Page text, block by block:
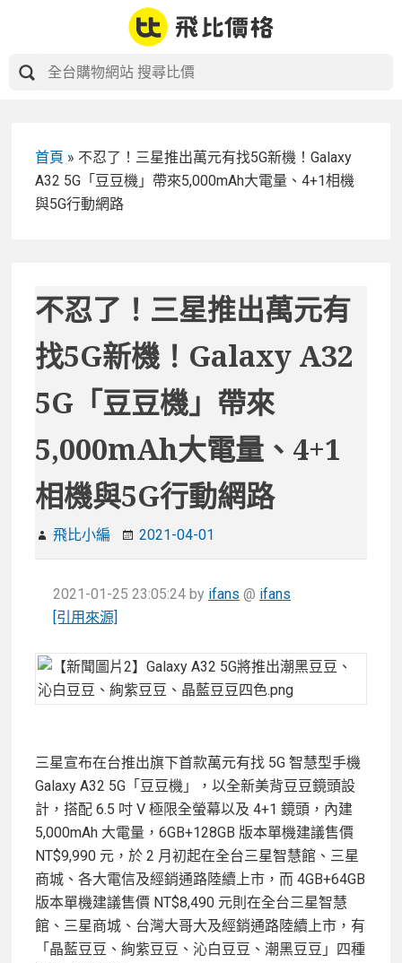
首頁 » 不忍了！三星推出萬元有找5G新機！Galaxy
A32 5G「豆豆機」帶來5,000mAh大電量、4+1相機
與5G行動網路
不忍了！三星推出萬元有
找5G新機！Galaxy A32
5G「豆豆機」帶來
5,000mAh大電量、4+1
相機與5G行動網路
飛比小編 2021-04-01
2021-01-25 23:05:24 by ifans @ ifans
[引用來源]
三星宣布在台推出旗下首款萬元有找 5G 智慧型手機
Galaxy A32 5G「豆豆機」，以全新美背豆豆鏡頭設
計，搭配 6.5 吋 V 極限全螢幕以及 4+1 鏡頭，內建
5,000mAh 大電量，6GB+128GB 版本單機建議售價
NT$9,990 元，於 2 月初起在全台三星智慧館、三星
商城、各大電信及經銷通路陸續上市，而 4GB+64GB
版本單機建議售價 NT$8,490 元則在全台三星智慧
館、三星商城、台灣大哥大及經銷通路陸續上市，有
「晶藍豆豆、絢紫豆豆、沁白豆豆、潮黑豆豆」四種